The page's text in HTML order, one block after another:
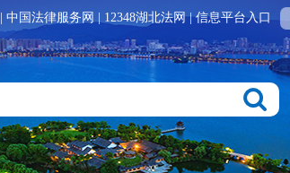
中国法律服务网 12348湖北法网|信息平台入口